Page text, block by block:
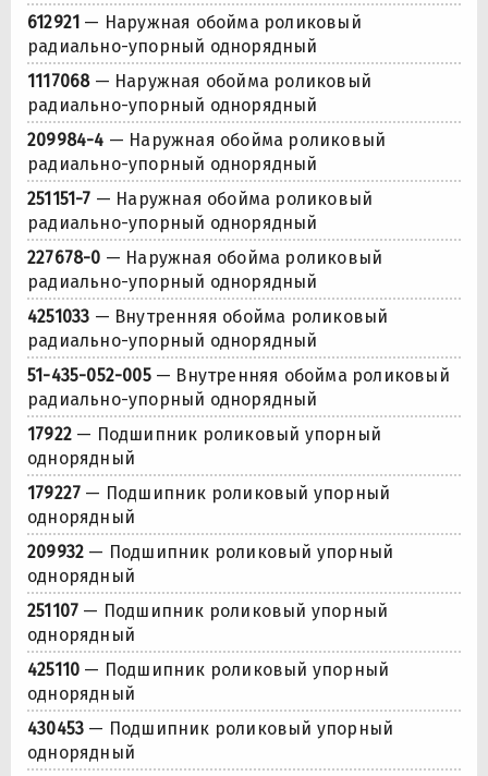
612921 — Наружная обойма роликовый
радиально-упорный однорядный
1117068— Наружная обойма роликовый
радиально-упорный однорядный
209984-4 — Наружная обойма роликовый
радиально-упорный однорядный
251151-7 — Наружная обойма роликовый
радиально-упорный однорядный
227678-0 — Наружная обойма роликовый
радиально-упорный однорядный
4251033 — Внутренняя обойма роликовый
радиально-упорный однорядный
51-435-052-005— Внутренняя обойма роликовый
радиально-упорный однорядный
17922— Подшипник роликовый упорный
однорядный
179227 — Подшипник роликовый упорный
однорядный
209932 — Подшипник роликовый упорный
однорядный
251107 — Подшипник роликовый упорный
однорядный
425110 — Подшипник роликовый упорный
однорядный
430453 — Подшипник роликовый упорный
однорядный